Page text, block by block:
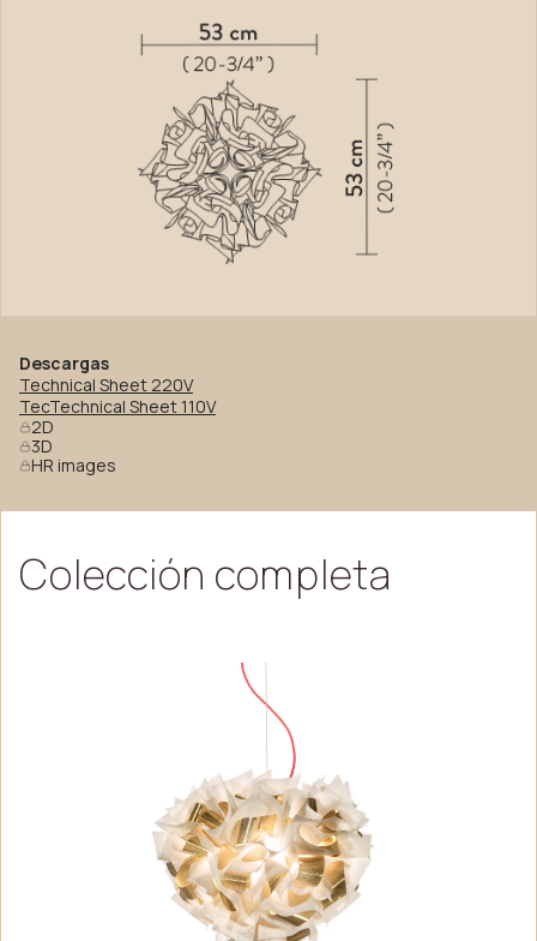
Descargas
Technical Sheet 220V
TecTechnical Sheet 110V
2D
3D
HR images
Colección completa